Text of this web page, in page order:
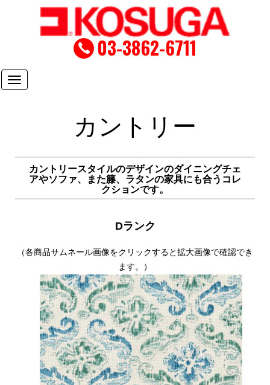
03-3862-6711
Toggle
navigation
カントリー
カントリースタイルのデザインのダイニングチェ
アやソファ、また籐、ラタンの家具にも合うコレ
クションです。
Dランク
（各商品サムネール画像をクリックすると拡大画像で確認でき
ます。）